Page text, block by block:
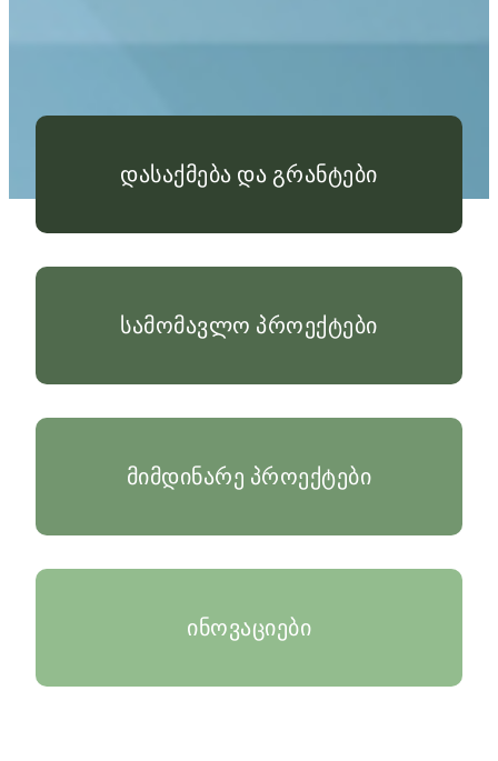
დასაქმება და გრანტები
სამომავლო პროექტები
მიმდინარე პროექტები
ინოვაციები